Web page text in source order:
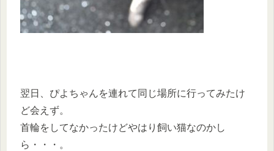
翌日、ぴよちゃんを連れて同じ場所に行ってみたけ
ど会えず。
首輪をしてなかったけどやはり飼い猫なのかし
ら・・・。